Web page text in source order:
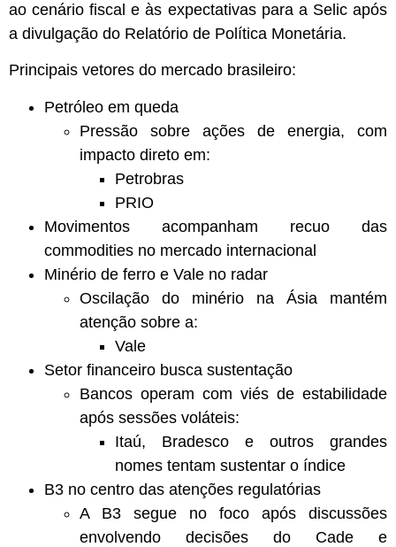
ao cenário fiscal e às expectativas para a Selic após
a divulgação do Relatório de Política Monetária.
Principais vetores do mercado brasileiro:
Petróleo em queda
Pressão sobre ações de energia, com
impacto direto em:
Petrobras
PRIO
Movimentos acompanham recuo das
commodities no mercado internacional
Minério de ferro e Vale no radar
Oscilação do minério na Ásia mantém
atenção sobre a:
Vale
Setor financeiro busca sustentação
Bancos operam com viés de estabilidade
após sessões voláteis:
Itaú, Bradesco e outros grandes
nomes tentam sustentar o índice
B3 no centro das atenções regulatórias
A B3 segue no foco após discussões
envolvendo decisões do Cade e